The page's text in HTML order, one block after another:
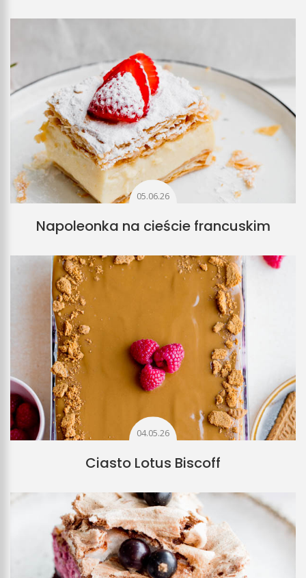
05.06.26
Napoleonka na cieście francuskim
04.05.26
Ciasto Lotus Biscoff